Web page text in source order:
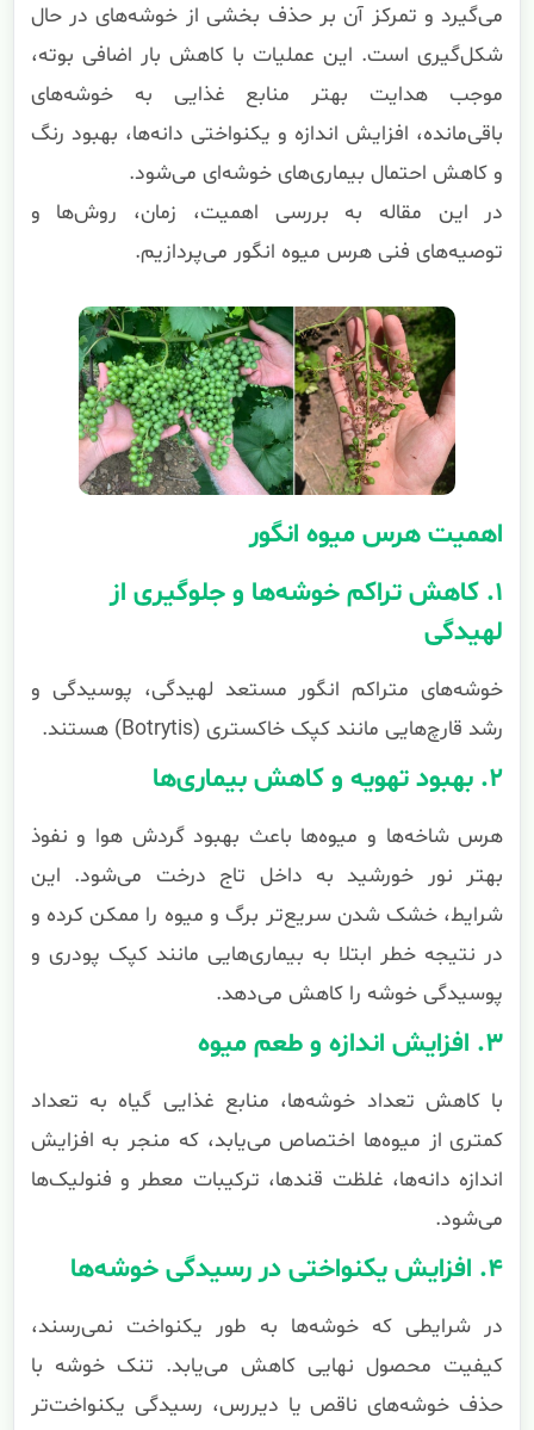
می‌گیرد و تمرکز آن بر حذف بخشی از خوشه‌های در حال
شکل‌گیری است. این عملیات با کاهش بار اضافی بوته،
موجب هدایت بهتر منابع غذایی به خوشه‌های
باقی‌مانده، افزایش اندازه و یکنواختی دانه‌ها، بهبود رنگ
و کاهش احتمال بیماری‌های خوشه‌ای می‌شود.
در این مقاله به بررسی اهمیت، زمان، روش‌ها و
توصیه‌های فنی هرس میوه انگور می‌پردازیم.
اهمیت هرس میوه انگور
۱. کاهش تراکم خوشه‌ها و جلوگیری از
لهیدگی
خوشه‌های متراکم انگور مستعد لهیدگی، پوسیدگی و
رشد قارچ‌هایی مانند کپک خاکستری (Botrytis) هستند.
۲. بهبود تهویه و کاهش بیماری‌ها
هرس شاخه‌ها و میوه‌ها باعث بهبود گردش هوا و نفوذ
بهتر نور خورشید به داخل تاج درخت می‌شود. این
شرایط، خشک شدن سریع‌تر برگ و میوه را ممکن کرده و
در نتیجه خطر ابتلا به بیماری‌هایی مانند کپک پودری و
پوسیدگی خوشه را کاهش می‌دهد.
۳. افزایش اندازه و طعم میوه
با کاهش تعداد خوشه‌ها، منابع غذایی گیاه به تعداد
کمتری از میوه‌ها اختصاص می‌یابد، که منجر به افزایش
اندازه دانه‌ها، غلظت قندها، ترکیبات معطر و فنولیک‌ها
می‌شود.
۴. افزایش یکنواختی در رسیدگی خوشه‌ها
در شرایطی که خوشه‌ها به طور یکنواخت نمی‌رسند،
کیفیت محصول نهایی کاهش می‌یابد. تنک خوشه با
حذف خوشه‌های ناقص یا دیررس، رسیدگی یکنواخت‌تر